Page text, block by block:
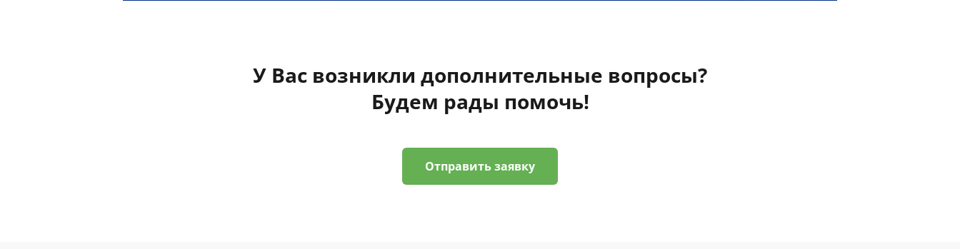
У Вас возникли дополнительные вопросы?
Будем рады помочь!
Отправить заявку